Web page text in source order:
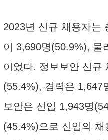
2023년 신규 채용자는
이 3,690명(50.9%), 물
이었다. 정보보안 신규
(55.4%), 경력은 1,647
보안은 신입 1,943명
(45.4%)으로 신입의